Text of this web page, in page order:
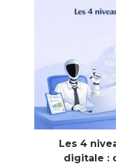
Les 4
digitale :